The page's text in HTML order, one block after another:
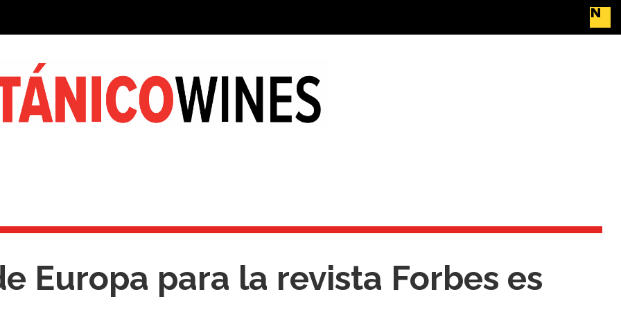
Europa para la revista Forbes es